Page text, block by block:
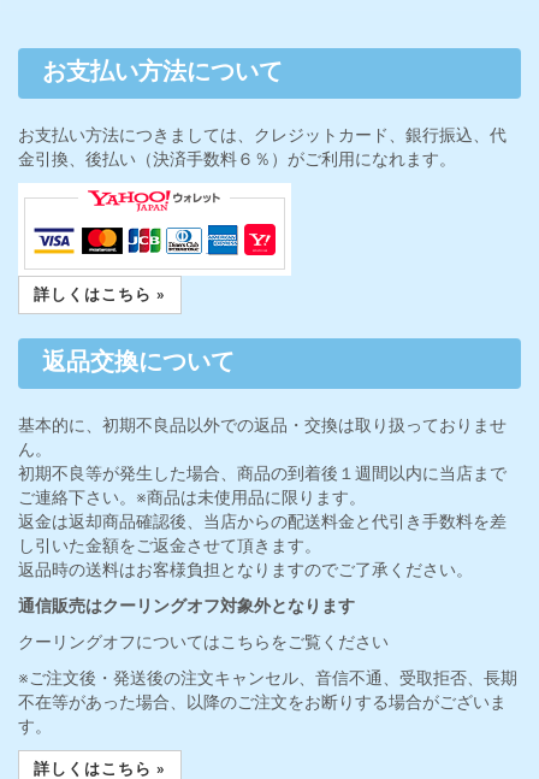
お支払い方法について
お支払い方法につきましては、クレジットカード、銀行振込、代
金引換、後払い（決済手数料６％）がご利用になれます。
詳しくはこちら »
返品交換について
基本的に、初期不良品以外での返品・交換は取り扱っておりませ
ん。
初期不良等が発生した場合、商品の到着後１週間以内に当店まで
ご連絡下さい。※商品は未使用品に限ります。
返金は返却商品確認後、当店からの配送料金と代引き手数料を差
し引いた金額をご返金させて頂きます。
返品時の送料はお客様負担となりますのでご了承ください。
通信販売はクーリングオフ対象外となります
クーリングオフについてはこちらをご覧ください
※ご注文後・発送後の注文キャンセル、音信不通、受取拒否、長期
不在等があった場合、以降のご注文をお断りする場合がございま
す。
詳しくはこちら »